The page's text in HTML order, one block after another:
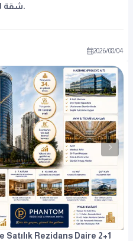
شقة للبيع في المبنى أ من مجمع إنوفيا 3.
2026/08/04
Satılık Rezidans Daire 2+1